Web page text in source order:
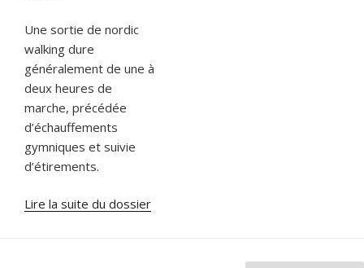
Une sortie de nordic
walking dure
généralement de une à
deux heures de
marche, précédée
d’échauffements
gymniques et suivie
d’étirements.
Lire la suite du dossier